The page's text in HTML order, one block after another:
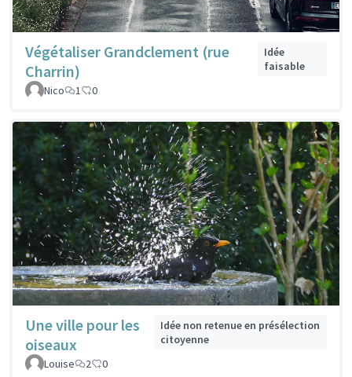
Végétaliser Grandclement (rue
Charrin)
Idée
faisable
Nico
1 0
Une ville pour les
oiseaux
Idée non retenue en présélection
citoyenne
Louise
2 0